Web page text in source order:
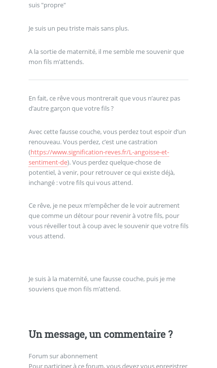
suis "propre"
Je suis un peu triste mais sans plus.
A la sortie de maternité, il me semble me souvenir que
mon fils m’attends.
En fait, ce rêve vous montrerait que vous n’aurez pas
d’autre garçon que votre fils ?
Avec cette fausse couche, vous perdez tout espoir d’un
renouveau. Vous perdez, c’est une castration
(https://www.signification-reves.fr/L-angoisse-et-
sentiment-de). Vous perdez quelque-chose de
potentiel, à venir, pour retrouver ce qui existe déjà,
inchangé : votre fils qui vous attend.
Ce rêve, je ne peux m’empêcher de le voir autrement
que comme un détour pour revenir à votre fils, pour
vous réveiller tout à coup avec le souvenir que votre fils
vous attend.
Je suis à la maternité, une fausse couche, puis je me
souviens que mon fils m’attend.
Un message, un commentaire ?
Forum sur abonnement
Pour participer à ce forum, vous devez vous enregistrer